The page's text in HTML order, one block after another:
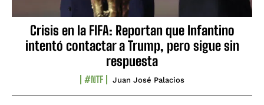
Crisis en la FIFA: Reportan que Infantino
intentó contactar a Trump, pero sigue sin
respuesta
#NTF Juan José Palacios